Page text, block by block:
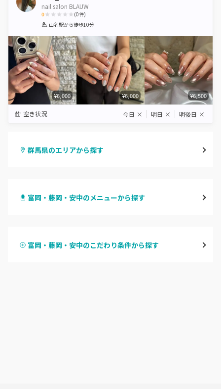
nail salon BLAUW
0
1 2 3 4 5
(0件)
山名駅から徒歩10分
¥6,000 ¥6,000 ¥6,500
空き状況 今日 × 明日 × 明後日 ×
群馬県のエリアから探す
前橋
富岡・藤岡・安中のメニューから探す
ハンドスカルプ
富岡・藤岡・安中のこだわり条件から探す